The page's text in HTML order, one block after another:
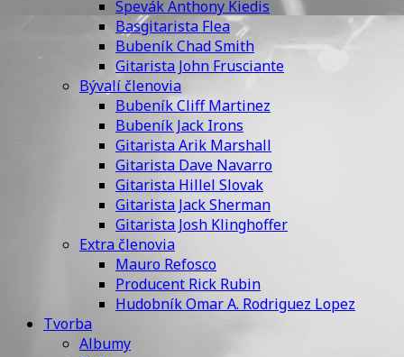
Spevák Anthony Kiedis
Basgitarista Flea
Bubeník Chad Smith
Gitarista John Frusciante
Bývalí členovia
Bubeník Cliff Martinez
Bubeník Jack Irons
Gitarista Arik Marshall
Gitarista Dave Navarro
Gitarista Hillel Slovak
Gitarista Jack Sherman
Gitarista Josh Klinghoffer
Extra členovia
Mauro Refosco
Producent Rick Rubin
Hudobník Omar A. Rodriguez Lopez
Tvorba
Albumy